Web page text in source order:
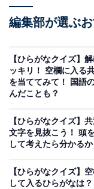
編集部が選ぶ
【ひらがなクイズ】
ッキリ！ 空欄に入る
を当ててみて！ 国語
んだことも？
【ひらがなクイズ】
文字を見抜こう！ 頭
して考えたら分かるか
【ひらがなクイズ】
して入るひらがなは